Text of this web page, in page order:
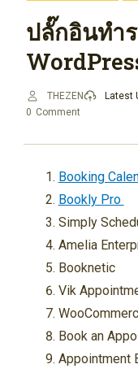
ปลั๊กอินทำ
THEZEN Latest
0 Comment
Booking
Bookly Pro
Simply
Amelia
Booknetic
Vik
Book an
Appointment